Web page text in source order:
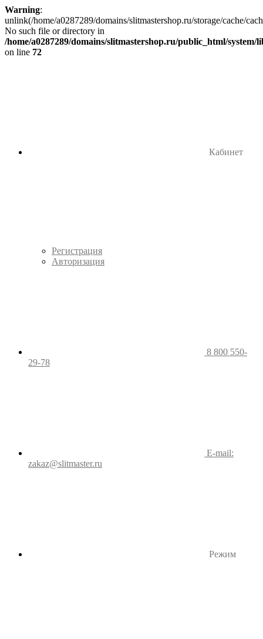
Warning:
unlink(/home/a0287289/domains/slitmastershop.ru/storage/cache/
No such file or directory in
/home/a0287289/domains/slitmastershop.ru/public_html/system/
on line 72
Кабинет
Регистрация
Авторизация
8 800 550-
29-78
E-mail:
zakaz@slitmaster.ru
Режим